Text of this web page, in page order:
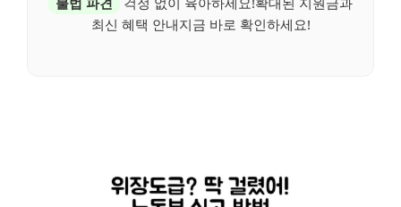
최신 혜택 안내지금 바로 확인하세요!